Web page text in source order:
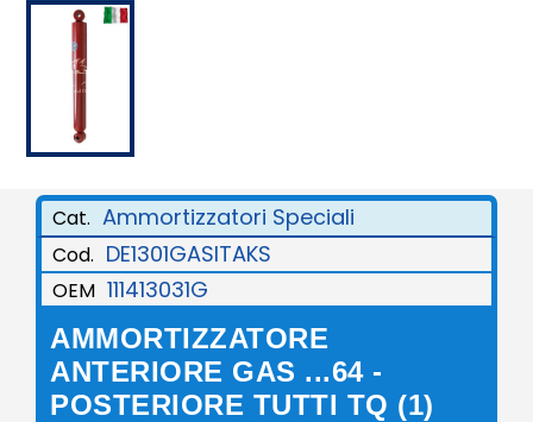
Cat. Ammortizzatori Speciali
Cod. DE1301GASITAKS
OEM 111413031G
AMMORTIZZATORE
ANTERIORE GAS ...64 -
POSTERIORE TUTTI TQ (1)